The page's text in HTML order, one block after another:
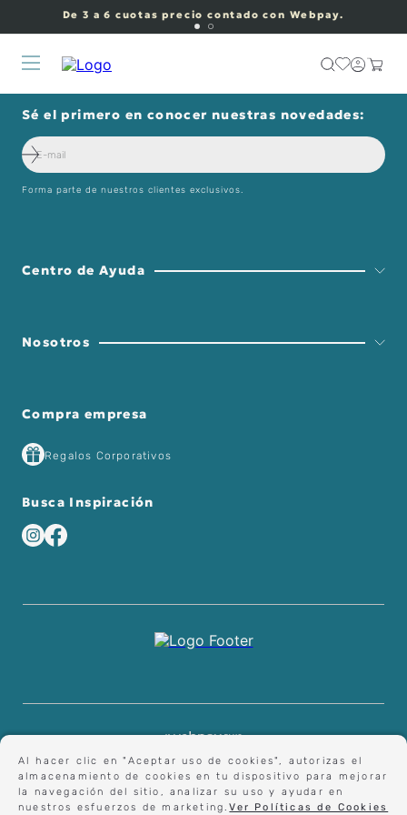
Al hacer clic en "Aceptar uso de cookies", autorizas el
almacenamiento de cookies en tu dispositivo para mejorar
la navegación del sitio, analizar su uso y ayudar en
nuestros esfuerzos de marketing.Ver Políticas de Cookies
De 3 a 6 cuotas precio contado con Webpay.
Sé el primero en conocer nuestras novedades:
Forma parte de nuestros clientes exclusivos.
Centro de Ayuda
Nosotros
Compra empresa
Regalos Corporativos
Busca Inspiración